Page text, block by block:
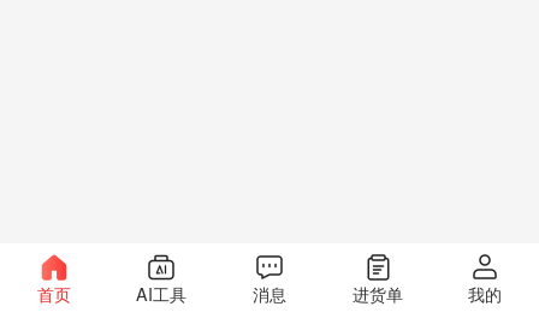
首页 AI工具 消息 进货单 我的